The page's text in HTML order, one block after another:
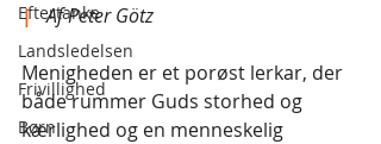
Eftertanke
Landsledelsen
Frivillighed
Børn
| Af Peter Götz
Menigheden er et porøst lerkar, der
både rummer Guds storhed og
kærlighed og en menneskelig